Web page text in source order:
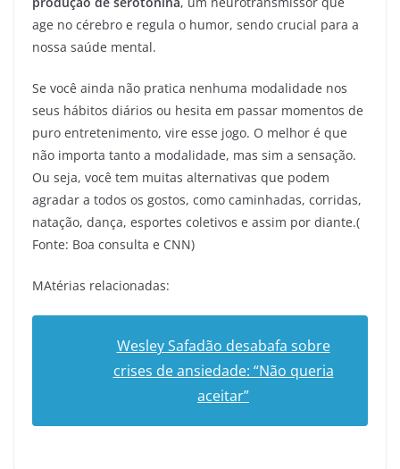
age no cérebro e regula o humor, sendo crucial para a
nossa saúde mental.
Se você ainda não pratica nenhuma modalidade nos
seus hábitos diários ou hesita em passar momentos de
puro entretenimento, vire esse jogo. O melhor é que
não importa tanto a modalidade, mas sim a sensação.
Ou seja, você tem muitas alternativas que podem
agradar a todos os gostos, como caminhadas, corridas,
natação, dança, esportes coletivos e assim por diante.(
Fonte: Boa consulta e CNN)
MAtérias relacionadas:
Wesley Safadão desabafa sobre
crises de ansiedade: “Não queria
aceitar”